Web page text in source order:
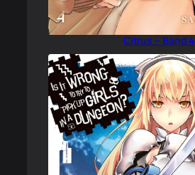
Citrus – Band 4